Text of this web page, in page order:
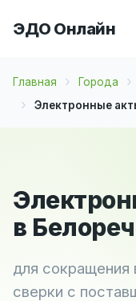
ЭДО Онлайн
Главная Города
Электронные
в
для сокращения
сверки с